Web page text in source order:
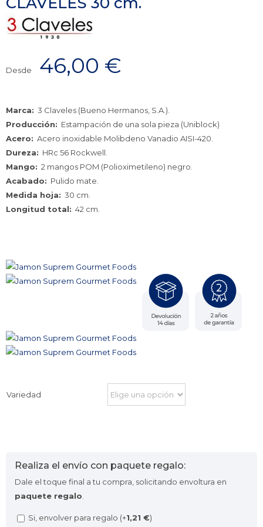
Desde 46,00 €
Marca: 3 Claveles (Bueno Hermanos, S.A.).
Producción: Estampación de una sola pieza (Uniblock)
Acero: Acero inoxidable Molibdeno Vanadio AISI-420.
Dureza: HRc 56 Rockwell.
Mango: 2 mangos POM (Polioximetileno) negro.
Acabado: Pulido mate.
Medida hoja: 30 cm.
Longitud total: 42 cm.
Variedad
Realiza el envío con paquete regalo:
Dale el toque final a tu compra, solicitando envoltura en
paquete regalo
Si, envolver para regalo (+1,21 €)